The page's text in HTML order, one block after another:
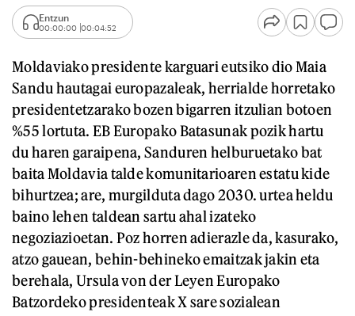
Entzun
00:00:00 00:04:52
Moldaviako presidente karguari eutsiko dio Maia
Sandu hautagai europazaleak, herrialde horretako
presidentetzarako bozen bigarren itzulian botoen
%55 lortuta. EB Europako Batasunak pozik hartu
du haren garaipena, Sanduren helburuetako bat
baita Moldavia talde komunitarioaren estatu kide
bihurtzea; are, murgilduta dago 2030. urtea heldu
baino lehen taldean sartu ahal izateko
negoziazioetan. Poz horren adierazle da, kasurako,
atzo gauean, behin-behineko emaitzak jakin eta
berehala, Ursula von der Leyen Europako
Batzordeko presidenteak X sare sozialean